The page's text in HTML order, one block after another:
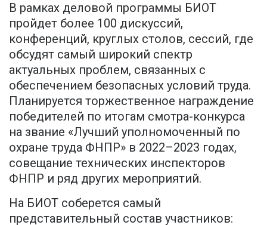
В рамках деловой программы БИОТ
пройдет более 100 дискуссий,
конференций, круглых столов, сессий, где
обсудят самый широкий спектр
актуальных проблем, связанных с
обеспечением безопасных условий труда.
Планируется торжественное награждение
победителей по итогам смотра-конкурса
на звание «Лучший уполномоченный по
охране труда ФНПР» в 2022–2023 годах,
совещание технических инспекторов
ФНПР и ряд других мероприятий.
На БИОТ соберется самый
представительный состав участников: